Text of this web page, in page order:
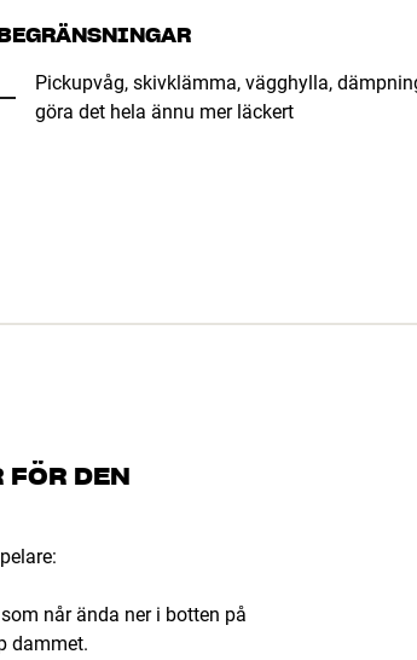
Pickupvåg, skivklämma, vägghylla,
göra det hela ännu mer läckert
DEN
når ända ner i botten på
dammet.